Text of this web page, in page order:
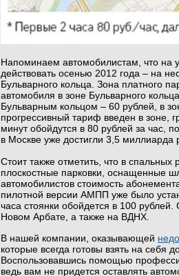
Напоминаем автомобилистам, что на
действовать осенью 2012 года – на
Бульварного кольца. Зона платного
автомобиля в зоне Бульварного
Бульварным кольцом – 60 рублей, в
прогрессивный тариф введен в зоне,
минут обойдутся в 80 рублей за час,
в Москве уже достигли 3,5 миллиарда
Стоит также отметить, что в
плоскостные парковки, оснащенные
автомобилистов стоимость
пилотной версии АМПП уже было
часа стоянки обойдется в 100
Новом Арбате, а также на ВДНХ.
В нашей компании, оказывающей
которые всегда готовы взять на себя
Воспользовавшись помощью
ведь вам не придется оставлять